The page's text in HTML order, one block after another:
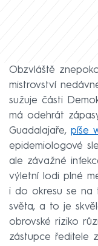
Obzvláště
mistrovství
sužuje části
má odehrát
Guadalajaře, píše
epidemiologové
ale závažné
výletní lodi plné
i do okresu se na
světa, a to je
obrovské riziko
zástupce ředitele